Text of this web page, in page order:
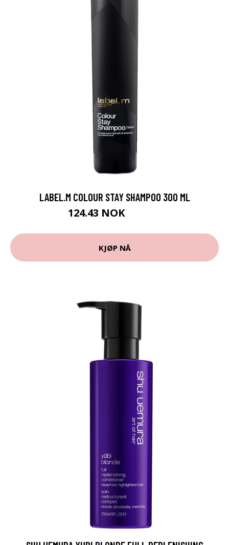
LABEL.M COLOUR STAY SHAMPOO 300 ML
124.43 NOK
KJØP NÅ